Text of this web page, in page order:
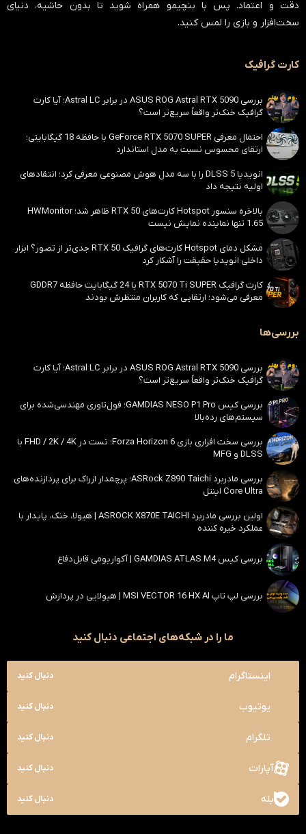
دقت و اعتماد. پس با بنچیمو همراه شوید تا بدون حاشیه، دنیای
سخت‌افزار و بازی را لمس کنید.
کارت گرافیک
بررسی ASUS ROG Astral RTX 5090 در برابر Astral LC؛ آیا کارت
گرافیک خنک‌تر واقعاً سریع‌تر است؟
احتمال معرفی GeForce RTX 5070 SUPER با حافظه 18 گیگابایتی؛
ارتقای محسوس نسبت به مدل استاندارد
انویدیا DLSS 5 را با سه مدل هوش مصنوعی معرفی کرد؛ انتقادهای
اولیه نتیجه داد
بالاخره سنسور Hotspot کارت‌های RTX 50 ظاهر شد؛ HWMonitor
1.65 تنها نماینده نمایش نیست
مشکل دمای Hotspot کارت‌های گرافیک RTX 50 جدی‌تر از تصور؟ ابزار
داخلی انویدیا حقیقت را آشکار کرد
کارت گرافیک RTX 5070 Ti SUPER با 24 گیگابایت حافظه GDDR7
معرفی می‌شود؛ ارتقایی که کاربران منتظرش بودند
بررسی‌ها
بررسی ASUS ROG Astral RTX 5090 در برابر Astral LC؛ آیا کارت
گرافیک خنک‌تر واقعاً سریع‌تر است؟
بررسی کیس GAMDIAS NESO P1 Pro؛ فول‌تاوری مهندسی‌شده برای
سیستم‌های رده‌بالا
بررسی سخت افزاری بازی Forza Horizon 6؛ تست در FHD / 2K / 4K با
DLSS و MFG
بررسی مادربرد ASRock Z890 Taichi؛ پرچمدار ازراک برای پردازنده‌های
Core Ultra اینتل
اولین بررسی مادربرد ASROCK X870E TAICHI | هیولا، خنک، پایدار با
عملکرد خیره کننده
بررسی کیس GAMDIAS ATLAS M4 | آکواریومی قابل‌دفاع
بررسی لپ تاپ MSI VECTOR 16 HX AI | هیولایی در پردازش
ما را در شبکه‌های اجتماعی دنبال کنید
اینستاگرام دنبال کنید
یوتیوب دنبال کنید
تلگرام دنبال کنید
آپارات دنبال کنید
بله دنبال کنید